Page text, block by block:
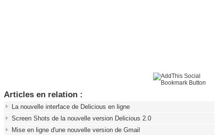
Articles en relation :
La nouvelle interface de Delicious en ligne
Screen Shots de la nouvelle version Delicious 2.0
Mise en ligne d'une nouvelle version de Gmail